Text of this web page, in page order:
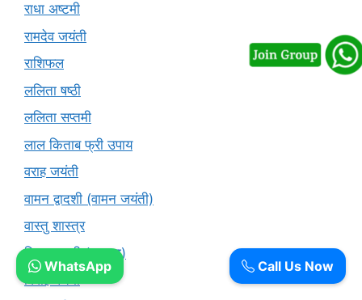
राधा अष्टमी
रामदेव जयंती
राशिफल
ललिता षष्ठी
ललिता सप्तमी
लाल किताब फ्री उपाय
वराह जयंती
वामन द्वादशी (वामन जयंती)
वास्तु शास्त्र
विजयादशमी (दशहरा)
विवाह पंचमी
Call Us Now
WhatsApp